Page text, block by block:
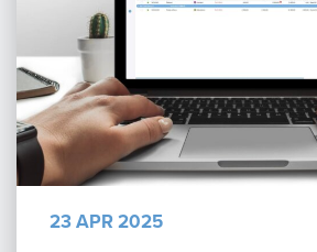
23 APR 2025